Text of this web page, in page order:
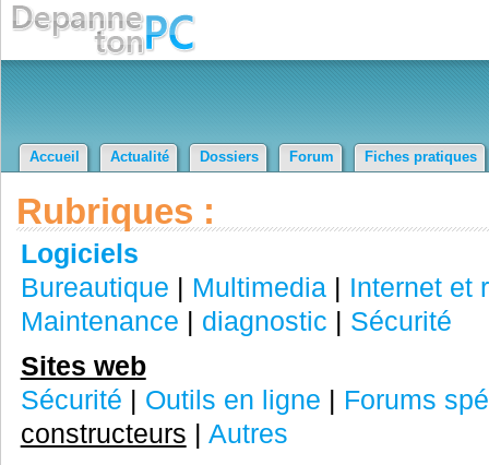
Accueil Actualité Dossiers Forum Fiches pratiques
Rubriques :
Logiciels
Bureautique | Multimedia| Internet et
Maintenance | diagnostic | Sécurité
Sites web
Sécurité | Outils en ligne | Forums
constructeurs | Autres